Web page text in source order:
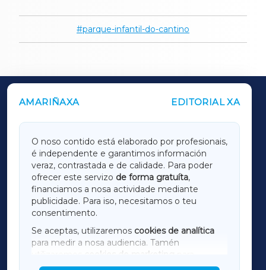
parque-infantil-do-cantino
AMARIÑAXA EDITORIAL XA
O noso contido está elaborado por profesionais,
é independente e garantimos información
veraz, contrastada e de calidade. Para poder
ofrecer este servizo de forma gratuíta,
financiamos a nosa actividade mediante
publicidade. Para iso, necesitamos o teu
consentimento.
Se aceptas, utilizaremos cookies de analítica
para medir a nosa audiencia. Tamén
utilizaremos
cookies de marketing
mostrar publicidade de terceiros.
OUTROS PERIÓDICOS
LUGOXA
TERRACHAXA
AMARIÑAXA